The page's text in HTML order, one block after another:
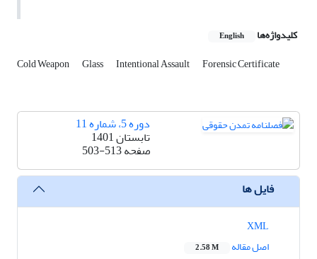
کلیدواژه‌ها English
Cold Weapon Glass Intentional Assault Forensic Certificate
دوره 5، شماره 11
تابستان 1401
صفحه503-513
فایل ها
اصل مقاله
2.58 M